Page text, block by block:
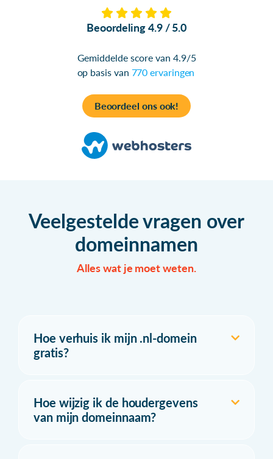
Beoordeling 4.9 / 5.0
Gemiddelde score van 4.9/5
op basis van 770 ervaringen
Beoordeel ons ook!
Veelgestelde vragen over
domeinnamen
Alles wat je moet weten.
Hoe verhuis ik mijn .nl-domein
gratis?
Hoe wijzig ik de houdergevens
van mijn domeinnaam?